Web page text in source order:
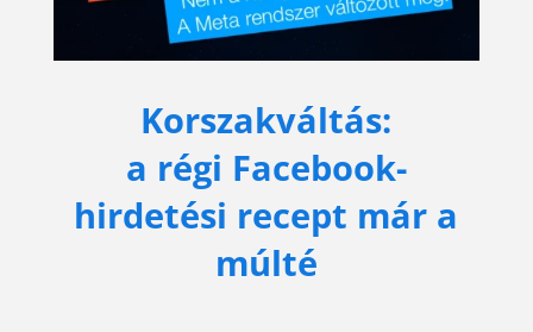
Korszakváltás:
a régi Facebook-
hirdetési recept már a
múlté